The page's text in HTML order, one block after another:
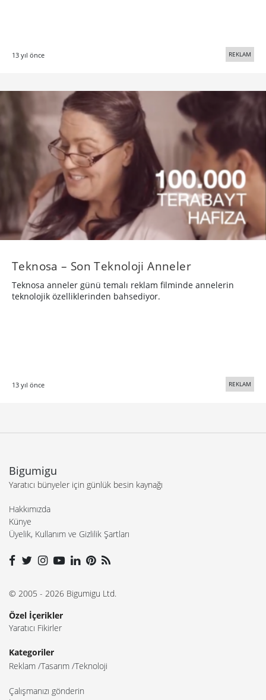
13 yıl önce REKLAM
Teknosa – Son Teknoloji Anneler
Teknosa anneler günü temalı reklam filminde annelerin
teknolojik özelliklerinden bahsediyor.
13 yıl önce REKLAM
Bigumigu
Yaratıcı bünyeler için günlük besin kaynağı
Hakkımızda
Künye
Üyelik, Kullanım ve Gizlilik Şartları
© 2005 - 2026 Bigumigu Ltd.
Özel İçerikler
Yaratıcı Fikirler
Kategoriler
Reklam Tasarım Teknoloji
Çalışmanızı gönderin